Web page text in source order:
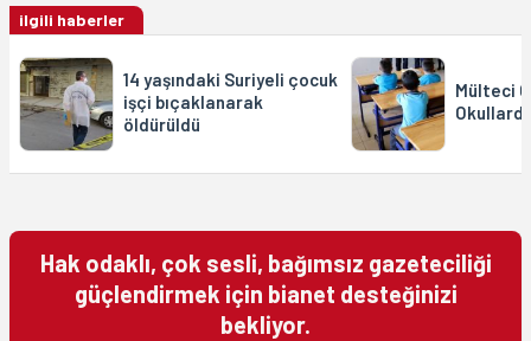
ilgili haberler
14 yaşındaki Suriyeli çocuk
işçi bıçaklanarak
öldürüldü
Mülteci
Hak odaklı, çok sesli, bağımsız gazeteciliği
güçlendirmek için bianet desteğinizi
bekliyor.